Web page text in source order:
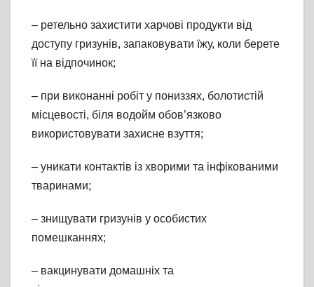
– ретельно захистити харчові продукти від
доступу гризунів, запаковувати їжу, коли берете
її на відпочинок;
– при виконанні робіт у пониззях, болотистій
місцевості, біля водойм обов’язково
використовувати захисне взуття;
– уникати контактів із хворими та інфікованими
тваринами;
– знищувати гризунів у особистих
помешканнях;
– вакцинувати домашніх та